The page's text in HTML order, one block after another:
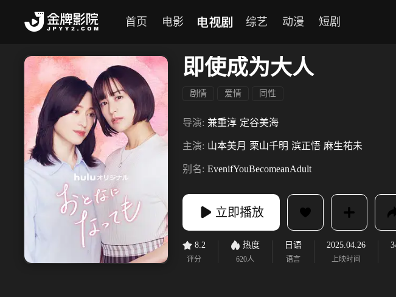
首页 电影 电视剧 综艺 动漫 短剧
即使成为大人
剧情 爱情 同性
导演: 兼重淳 定谷美海
主演: 山本美月 栗山千明 滨正悟 麻生祐未
别名: EvenifYouBecomeanAdult
立即播放
8.2
评分
热度
620人
日语
语言
2025.04.26
上映时间